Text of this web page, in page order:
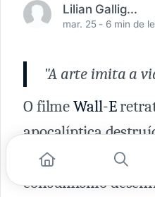
Lilian Galligani
mar. 25 -6 min de
"A arte imita a
O filmeWall-E
apocalíptica
ambiental causada
consumismo